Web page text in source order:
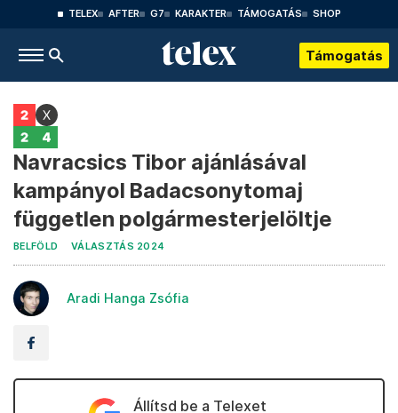
TELEX AFTER G7 KARAKTER TÁMOGATÁS SHOP
Támogatás
Navracsics Tibor ajánlásával
kampányol Badacsonytomaj
független polgármesterjelöltje
BELFÖLD VÁLASZTÁS 2024
Aradi Hanga Zsófia
Állítsd be a Telexet